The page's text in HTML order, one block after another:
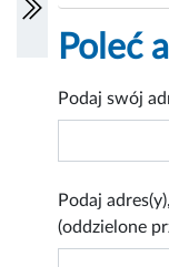
Poleć
Podaj swój
Podaj
(oddzielone